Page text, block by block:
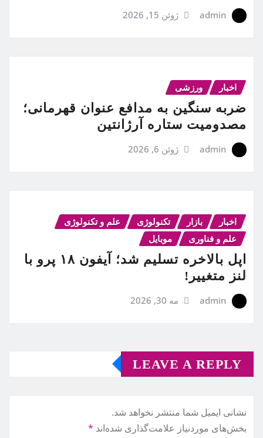
admin ژوئن 15, 2026
اخبار ورزشی
ضربه سنگین به مدافع عنوان قهرمانی؛
مصدومیت ستاره آرژانتین
admin ژوئن 6, 2026
اخبار بازار تکنولوژی
علم و تکنولوژی
علم و فناوری
موبایل
اپل بالاخره تسلیم شد؛ آیفون ۱۸ پرو با
لنز متغییر!
admin مه 30, 2026
LEAVE A REPLY
نشانی ایمیل شما منتشر نخواهد شد.
بخش‌های موردنیاز علامت‌گذاری شده‌اند *